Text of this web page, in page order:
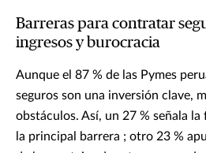
Barreras para contratar
ingresos y burocracia
Aunque el 87 % de las Pymes
seguros son una inversión clave,
obstáculos. Así, un 27 % señala
la principal barrera ; otro 23 %